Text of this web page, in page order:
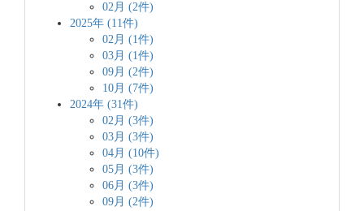
02月 (2件)
2025年 (11件)
02月 (1件)
03月 (1件)
09月 (2件)
10月 (7件)
2024年 (31件)
02月 (3件)
03月 (3件)
04月 (10件)
05月 (3件)
06月 (3件)
09月 (2件)